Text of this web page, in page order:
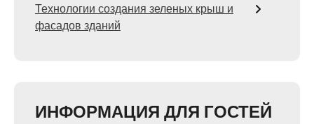
Технологии создания зеленых крыш и
фасадов зданий
ИНФОРМАЦИЯ ДЛЯ ГОСТЕЙ